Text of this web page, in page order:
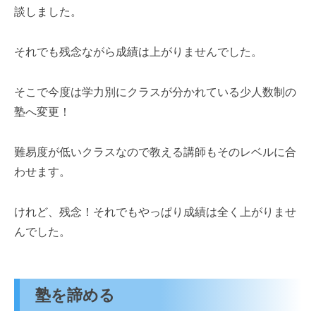
談しました。
それでも残念ながら成績は上がりませんでした。
そこで今度は学力別にクラスが分かれている少人数制の
塾へ変更！
難易度が低いクラスなので教える講師もそのレベルに合
わせます。
けれど、残念！それでもやっぱり成績は全く上がりませ
んでした。
塾を諦める